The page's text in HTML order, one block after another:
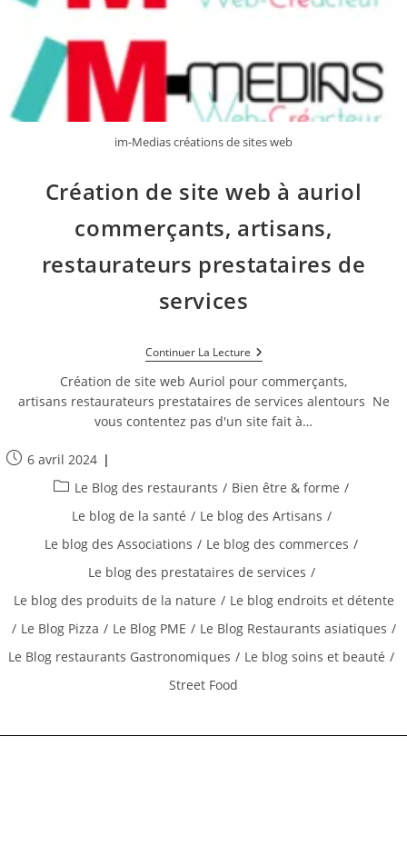
im-Medias créations de sites web
Création de site web à auriol
commerçants, artisans,
restaurateurs prestataires de
services
Continuer La LectureCréation
De
Site
Web
À
Auriol
Prestataires
De
Services
Création de site web Auriol pour commerçants,
artisans restaurateurs prestataires de services alentours Ne
vous contentez pas d'un site fait à…
Publication
publiée :
6 avril 2024
PostLe Blog des restaurants / Bien être & forme /
Le blog de la santé / Le blog des Artisans /
Le blog des Associations / Le blog des commerces /
Le blog des prestataires de services /
Le blog des produits de la nature / Le blog endroits et détente
/ Le Blog Pizza / Le Blog PME / Le Blog Restaurants asiatiques /
Le Blog restaurants Gastronomiques / Le blog soins et beauté /
Street Food